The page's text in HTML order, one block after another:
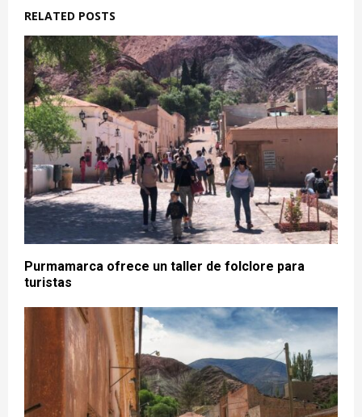
RELATED POSTS
Purmamarca ofrece un taller de folclore para
turistas